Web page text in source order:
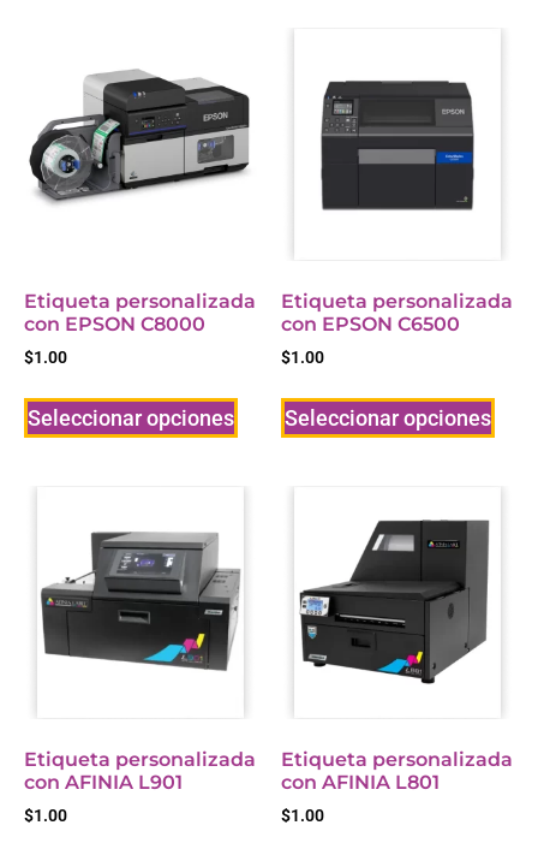
Etiqueta personalizada
con EPSON C8000
$1.00
Seleccionar opciones
Etiqueta personalizada
con EPSON C6500
$1.00
Seleccionar opciones
Etiqueta personalizada
con AFINIA L901
$1.00
Etiqueta personalizada
con AFINIA L801
$1.00